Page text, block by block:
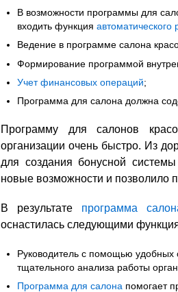
В возможности программы для
входить функция автоматического
Ведение в программе салона
Формирование программой
Учет финансовых операций;
Программа для салона должна
Программу для салонов
организации очень быстро. Из
для создания бонусной
новые возможности и позволило
В результате программа
оснастилась следующими
Руководитель с помощью удобных
тщательного анализа работы
Программа для салона помогает